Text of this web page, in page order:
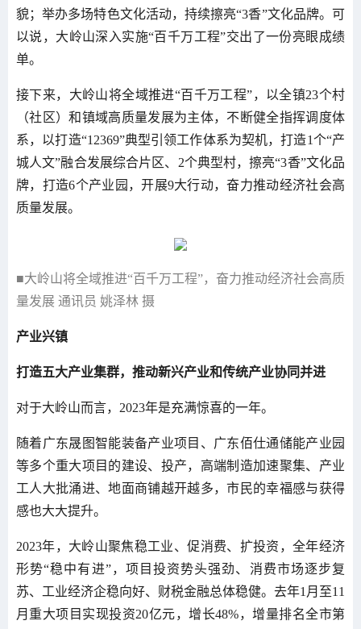
貌；举办多场特色文化活动，持续擦亮“3香”文化品牌。可
以说，大岭山深入实施“百千万工程”交出了一份亮眼成绩
单。
接下来，大岭山将全域推进“百千万工程”，以全镇23个村
（社区）和镇域高质量发展为主体，不断健全指挥调度体
系，以打造“12369”典型引领工作体系为契机，打造1个“产
城人文”融合发展综合片区、2个典型村，擦亮“3香”文化品
牌，打造6个产业园，开展9大行动，奋力推动经济社会高
质量发展。
■大岭山将全域推进“百千万工程”，奋力推动经济社会高质
量发展 通讯员 姚泽林 摄
产业兴镇
打造五大产业集群，推动新兴产业和传统产业协同并进
对于大岭山而言，2023年是充满惊喜的一年。
随着广东晟图智能装备产业项目、广东佰仕通储能产业园
等多个重大项目的建设、投产，高端制造加速聚集、产业
工人大批涌进、地面商铺越开越多，市民的幸福感与获得
感也大大提升。
2023年，大岭山聚焦稳工业、促消费、扩投资，全年经济
形势“稳中有进”，项目投资势头强劲、消费市场逐步复
苏、工业经济企稳向好、财税金融总体稳健。去年1月至11
月重大项目实现投资20亿元，增长48%，增量排名全市第